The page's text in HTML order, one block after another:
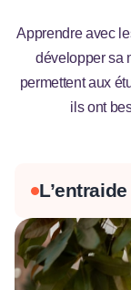
Apprendre avec
développer sa
permettent aux
ils ont
L’entraide